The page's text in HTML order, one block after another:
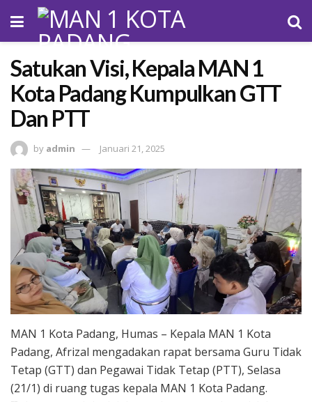
Satukan Visi, Kepala MAN 1
Kota Padang Kumpulkan GTT
Dan PTT
by admin Januari 21, 2025
MAN 1 Kota Padang, Humas – Kepala MAN 1 Kota
Padang, Afrizal mengadakan rapat bersama Guru Tidak
Tetap (GTT) dan Pegawai Tidak Tetap (PTT), Selasa
(21/1) di ruang tugas kepala MAN 1 Kota Padang.